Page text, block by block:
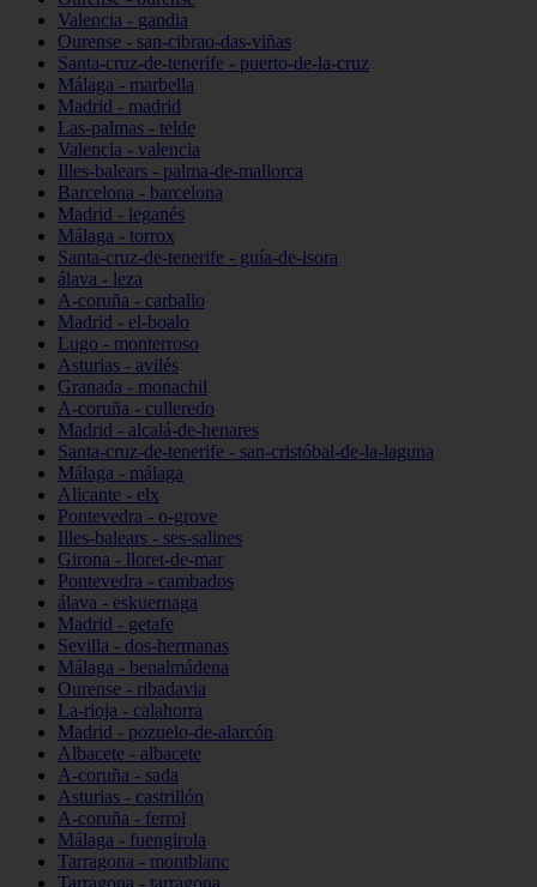
Valencia - gandia
Ourense - san-cibrao-das-viñas
Santa-cruz-de-tenerife - puerto-de-la-cruz
Málaga - marbella
Madrid - madrid
Las-palmas - telde
Valencia - valencia
Illes-balears - palma-de-mallorca
Barcelona - barcelona
Madrid - leganés
Málaga - torrox
Santa-cruz-de-tenerife - guía-de-isora
álava - leza
A-coruña - carballo
Madrid - el-boalo
Lugo - monterroso
Asturias - avilés
Granada - monachil
A-coruña - culleredo
Madrid - alcalá-de-henares
Santa-cruz-de-tenerife - san-cristóbal-de-la-laguna
Málaga - málaga
Alicante - elx
Pontevedra - o-grove
Illes-balears - ses-salines
Girona - lloret-de-mar
Pontevedra - cambados
álava - eskuernaga
Madrid - getafe
Sevilla - dos-hermanas
Málaga - benalmádena
Ourense - ribadavia
La-rioja - calahorra
Madrid - pozuelo-de-alarcón
Albacete - albacete
A-coruña - sada
Asturias - castrillón
A-coruña - ferrol
Málaga - fuengirola
Tarragona - montblanc
Tarragona - tarragona